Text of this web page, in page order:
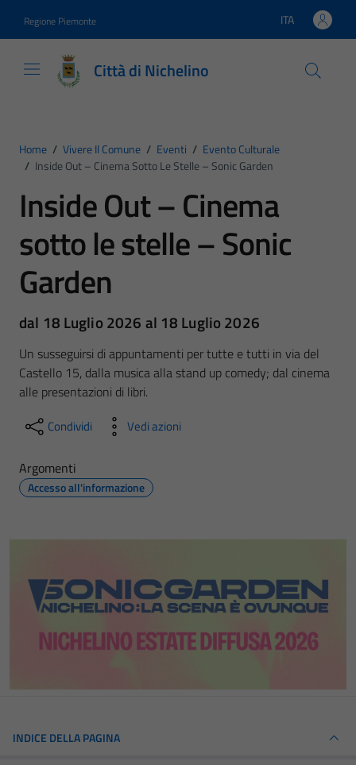
Regione Piemonte Lingua attiva:
ITA
Città di Nichelino
Home / Vivere Il Comune / Eventi / Evento Culturale
/ Inside Out – Cinema Sotto Le Stelle – Sonic Garden
Inside Out – Cinema
sotto le stelle – Sonic
Garden
dal 18 Luglio 2026 al 18 Luglio 2026
Un susseguirsi di appuntamenti per tutte e tutti in via del
Castello 15, dalla musica alla stand up comedy; dal cinema
alle presentazioni di libri.
Condividi Vedi azioni
Argomenti
Accesso all'informazione
INDICE DELLA PAGINA